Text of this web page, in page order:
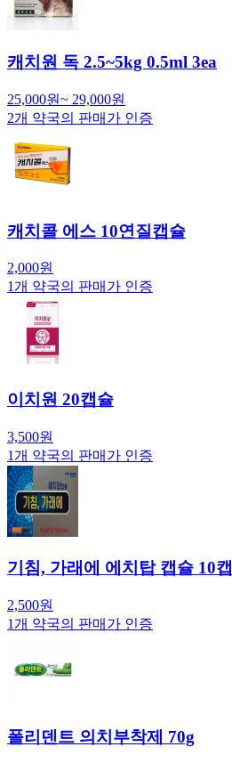
캐치원 독 2.5~5kg 0.5ml 3ea
25,000원~ 29,000원
2개 약국의 판매가 인증
캐치콜 에스 10연질캡슐
2,000원
1개 약국의 판매가 인증
이치원 20캡슐
3,500원
1개 약국의 판매가 인증
기침, 가래에 에치탑 캡슐 10
2,500원
1개 약국의 판매가 인증
폴리덴트 의치부착제 70g